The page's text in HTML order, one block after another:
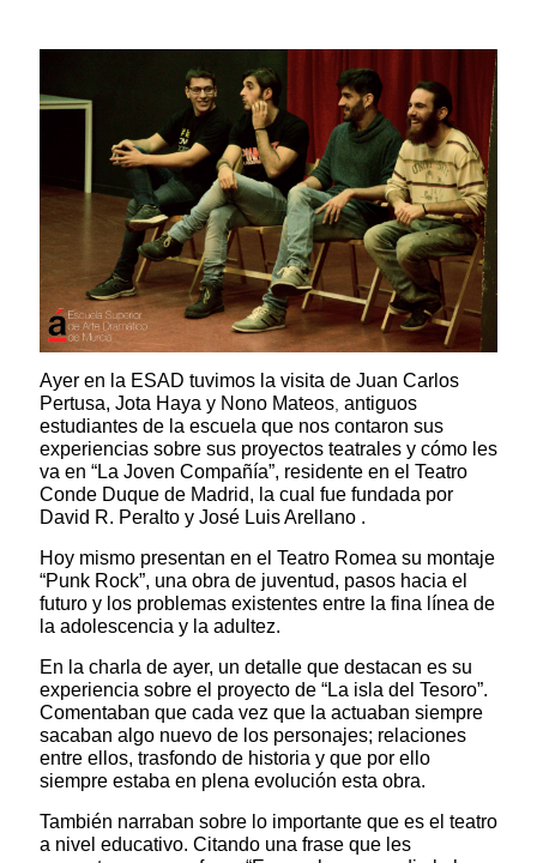
Ayer en la ESAD tuvimos la visita de Juan Carlos
Pertusa, Jota Haya y Nono Mateos, antiguos
estudiantes de la escuela que nos contaron sus
experiencias sobre sus proyectos teatrales y cómo les
va en “La Joven Compañía”, residente en el Teatro
Conde Duque de Madrid, la cual fue fundada por
David R. Peralto y José Luis Arellano .
Hoy mismo presentan en el Teatro Romea su montaje
“Punk Rock”, una obra de juventud, pasos hacia el
futuro y los problemas existentes entre la fina línea de
la adolescencia y la adultez.
En la charla de ayer, un detalle que destacan es su
experiencia sobre el proyecto de “La isla del Tesoro”.
Comentaban que cada vez que la actuaban siempre
sacaban algo nuevo de los personajes; relaciones
entre ellos, trasfondo de historia y que por ello
siempre estaba en plena evolución esta obra.
También narraban sobre lo importante que es el teatro
a nivel educativo. Citando una frase que les